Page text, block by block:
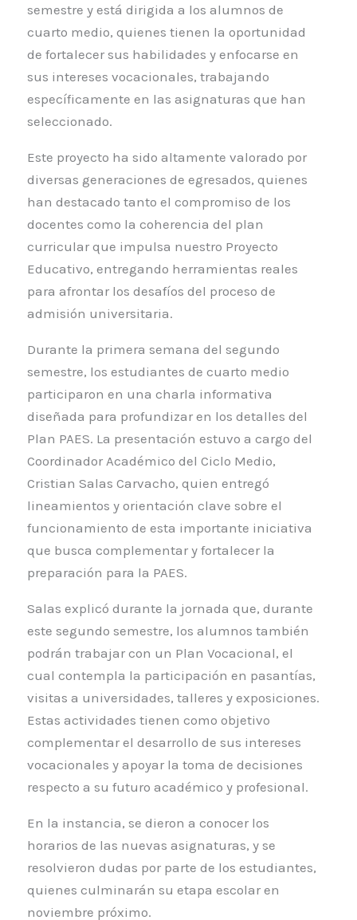
semestre y está dirigida a los alumnos de
cuarto medio, quienes tienen la oportunidad
de fortalecer sus habilidades y enfocarse en
sus intereses vocacionales, trabajando
específicamente en las asignaturas que han
seleccionado.
Este proyecto ha sido altamente valorado por
diversas generaciones de egresados, quienes
han destacado tanto el compromiso de los
docentes como la coherencia del plan
curricular que impulsa nuestro Proyecto
Educativo, entregando herramientas reales
para afrontar los desafíos del proceso de
admisión universitaria.
Durante la primera semana del segundo
semestre, los estudiantes de cuarto medio
participaron en una charla informativa
diseñada para profundizar en los detalles del
Plan PAES. La presentación estuvo a cargo del
Coordinador Académico del Ciclo Medio,
Cristian Salas Carvacho, quien entregó
lineamientos y orientación clave sobre el
funcionamiento de esta importante iniciativa
que busca complementar y fortalecer la
preparación para la PAES.
Salas explicó durante la jornada que, durante
este segundo semestre, los alumnos también
podrán trabajar con un Plan Vocacional, el
cual contempla la participación en pasantías,
visitas a universidades, talleres y exposiciones.
Estas actividades tienen como objetivo
complementar el desarrollo de sus intereses
vocacionales y apoyar la toma de decisiones
respecto a su futuro académico y profesional.
En la instancia, se dieron a conocer los
horarios de las nuevas asignaturas, y se
resolvieron dudas por parte de los estudiantes,
quienes culminarán su etapa escolar en
noviembre próximo.